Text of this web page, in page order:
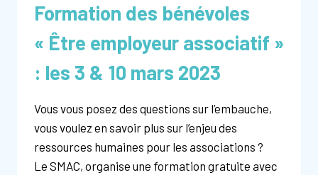
Formation des bénévoles
« Être employeur associatif »
: les 3 & 10 mars 2023
Vous vous posez des questions sur l’embauche,
vous voulez en savoir plus sur l’enjeu des
ressources humaines pour les associations ?
Le SMAC, organise une formation gratuite avec